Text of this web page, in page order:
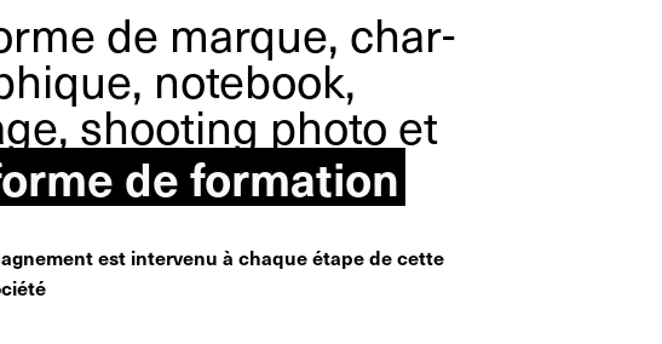
de marque, char-
notebook,
shooting photo et
de formation
est intervenu à chaque étape de cette